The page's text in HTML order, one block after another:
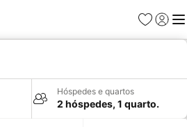
Favoritos
Iniciar
Hóspedes e quartos
2 hóspedes, 1 quarto.